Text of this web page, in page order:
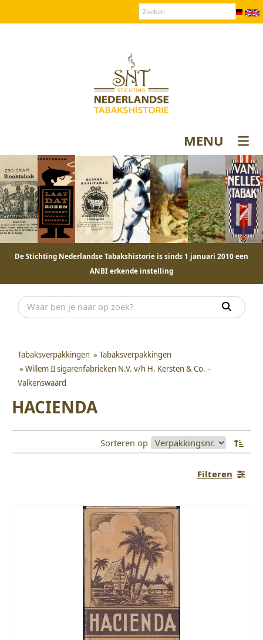
MENU
De Stichting Nederlandse Tabakshistorie is sinds 1 januari 2010 een
ANBI erkende instelling
Tabaksverpakkingen » Tabaksverpakkingen
» Willem II sigarenfabrieken N.V. v/h H. Kersten & Co. –
Valkenswaard
HACIENDA
Sorteren op
Filteren